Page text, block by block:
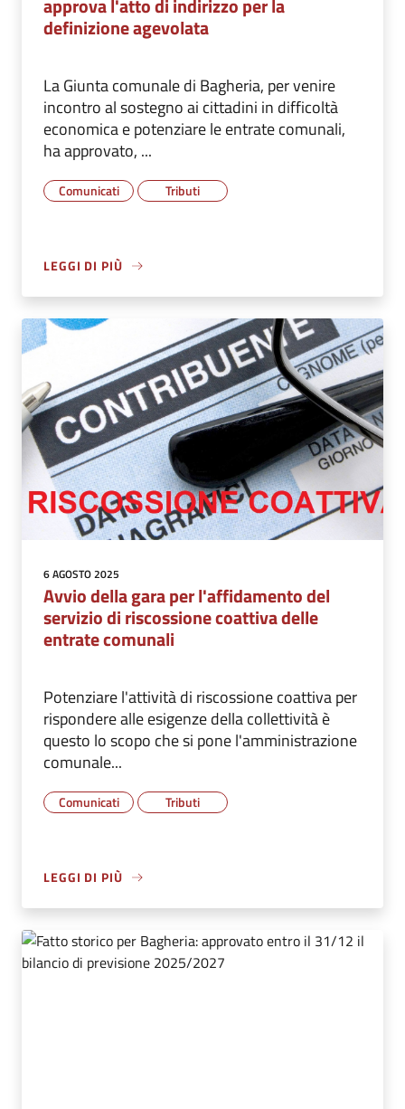
approva l'atto di indirizzo per la
definizione agevolata
La Giunta comunale di Bagheria, per venire
incontro al sostegno ai cittadini in difficoltà
economica e potenziare le entrate comunali,
ha approvato, ...
Comunicati Tributi
LEGGI DI PIÙ
6 AGOSTO 2025
Avvio della gara per l'affidamento del
servizio di riscossione coattiva delle
entrate comunali
Potenziare l'attività di riscossione coattiva per
rispondere alle esigenze della collettività è
questo lo scopo che si pone l'amministrazione
comunale...
Comunicati Tributi
LEGGI DI PIÙ